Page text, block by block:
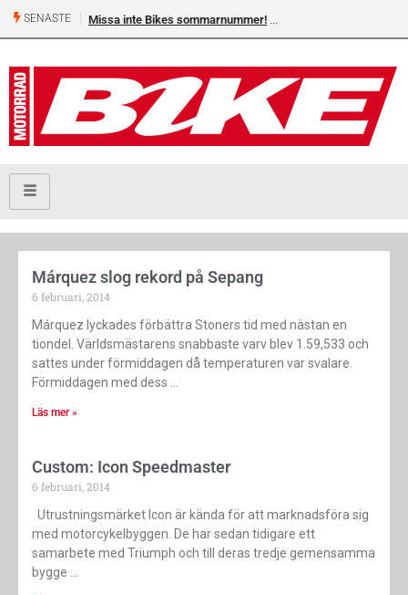
SENASTE Missa inte Bikes sommarnummer!
Márquez slog rekord på Sepang
6 februari, 2014
Márquez lyckades förbättra Stoners tid med nästan en
tiondel. Världsmästarens snabbaste varv blev 1.59,533 och
sattes under förmiddagen då temperaturen var svalare.
Förmiddagen med dess
Läs mer »
Custom: Icon Speedmaster
6 februari, 2014
Utrustningsmärket Icon är kända för att marknadsföra sig
med motorcykelbyggen. De har sedan tidigare ett
samarbete med Triumph och till deras tredje gemensamma
bygge